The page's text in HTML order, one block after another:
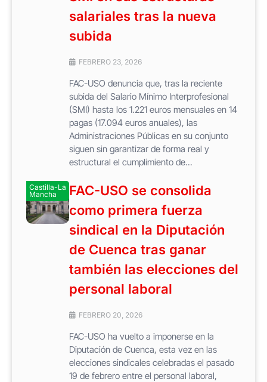
salariales tras la nueva
subida
FEBRERO 23, 2026
FAC-USO denuncia que, tras la reciente
subida del Salario Mínimo Interprofesional
(SMI) hasta los 1.221 euros mensuales en 14
pagas (17.094 euros anuales), las
Administraciones Públicas en su conjunto
siguen sin garantizar de forma real y
estructural el cumplimiento de...
Castilla-La
Mancha
FAC-USO se consolida
como primera fuerza
sindical en la Diputación
de Cuenca tras ganar
también las elecciones del
personal laboral
FEBRERO 20, 2026
FAC-USO ha vuelto a imponerse en la
Diputación de Cuenca, esta vez en las
elecciones sindicales celebradas el pasado
19 de febrero entre el personal laboral,